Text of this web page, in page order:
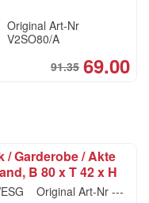
Original Art-Nr
V2SO80/A
91.35 69.00
/ Garderobe / Akte
B 80 x T 42 x H
EicheOriginal Art-Nr ---